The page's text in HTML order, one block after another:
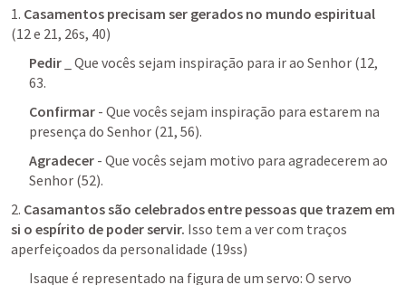
1. Casamentos precisam ser gerados no mundo espiritual
(12 e 21, 26s, 40)
Pedir _ Que vocês sejam inspiração para ir ao Senhor (12,
63.
Confirmar - Que vocês sejam inspiração para estarem na
presença do Senhor (21, 56).
Agradecer - Que vocês sejam motivo para agradecerem ao
Senhor (52).
2. Casamantos são celebrados entre pessoas que trazem em
si o espírito de poder servir. Isso tem a ver com traços
aperfeiçoados da personalidade (19ss)
Isaque é representado na figura de um servo: O servo